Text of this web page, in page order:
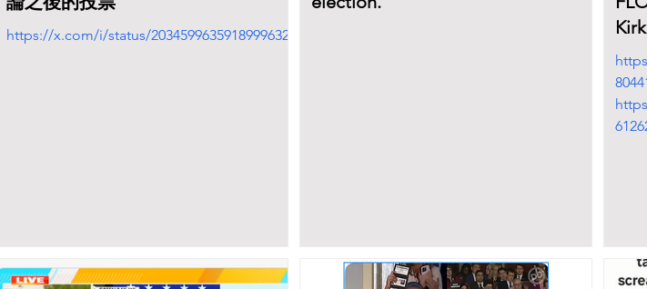
https://x.com/i/status/2034599635918999632
Kirk